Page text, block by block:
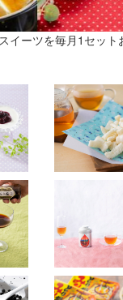
イーツを毎月1セット